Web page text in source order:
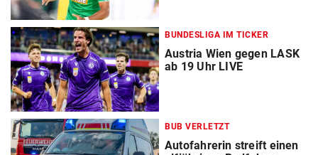
BUNDESLIGA IM TICKER
Austria Wien gegen LASK
ab 19 Uhr LIVE
BUB VERLETZT
Autofahrerin streift einen